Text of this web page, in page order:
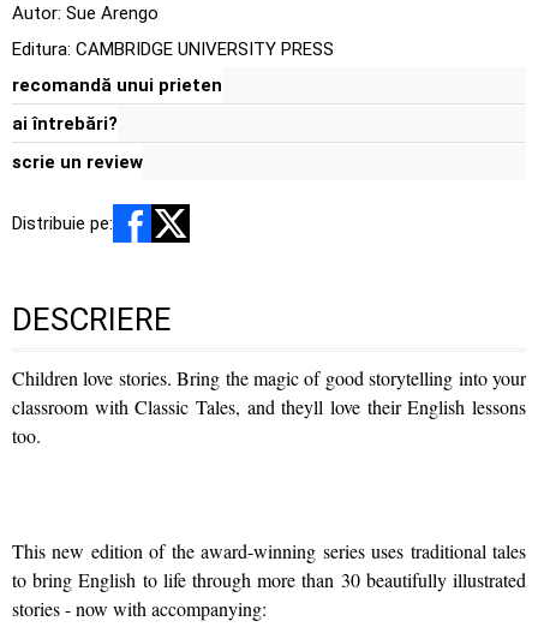
Autor: Sue Arengo
Editura: CAMBRIDGE UNIVERSITY PRESS
recomandă unui prieten
ai întrebări?
scrie un review
Distribuie pe:
DESCRIERE
Children love stories. Bring the magic of good storytelling into your
classroom with Classic Tales, and theyll love their English lessons
too.
This new edition of the award-winning series uses traditional tales
to bring English to life through more than 30 beautifully illustrated
stories - now with accompanying: